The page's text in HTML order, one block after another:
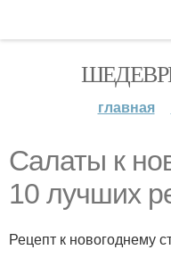
главная
Салаты к
10 лучших
Рецепт к новогоднему